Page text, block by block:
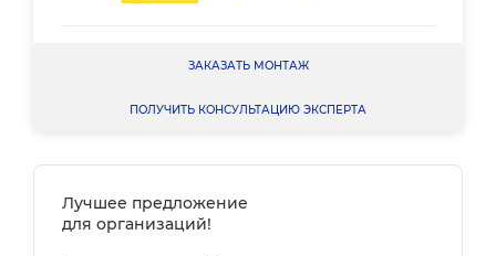
ЗАКАЗАТЬ МОНТАЖ
ПОЛУЧИТЬ КОНСУЛЬТАЦИЮ ЭКСПЕРТА
Лучшее предложение
для организаций!